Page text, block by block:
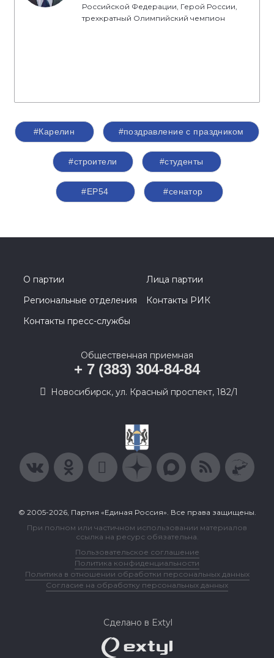
Российской Федерации, Герой России,
трехкратный Олимпийский чемпион
#Карелин #поздравление с праздником
#строители #студенты
#ЕР54 #сенатор
О партии
Лица партии
Региональные отделения
Контакты РИК
Контакты пресс-службы
Общественная приемная
+ 7 (383) 304-84-84
Новосибирск, ул. Красный проспект, 182/1
© 2005-2026, Партия «Единая Россия». Все права защищены.
При полном или частичном использовании материалов
ссылка на ресурс обязательна.
Пользовательское соглашение
Политика конфиденциальности
Политика в отношении обработки персональных данных
Согласие на обработку персональных данных
Сделано в Extyl